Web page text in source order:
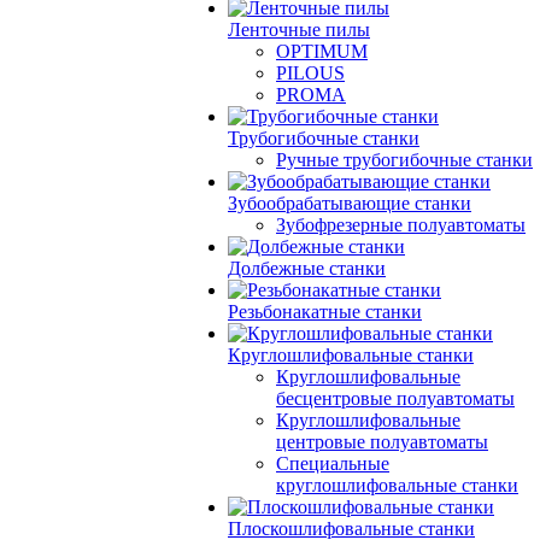
Ленточные пилы
OPTIMUM
PILOUS
PROMA
Трубогибочные станки
Ручные трубогибочные станки
Зубообрабатывающие станки
Зубофрезерные полуавтоматы
Долбежные станки
Резьбонакатные станки
Круглошлифовальные станки
Круглошлифовальные
бесцентровые полуавтоматы
Круглошлифовальные
центровые полуавтоматы
Специальные
круглошлифовальные станки
Плоскошлифовальные станки